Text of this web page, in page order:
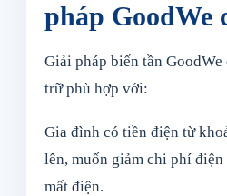
pháp GoodWe
Giải pháp biến tần
trữ phù hợp với:
Gia đình có tiền điện từ
lên, muốn giảm chi phí
mất điện.